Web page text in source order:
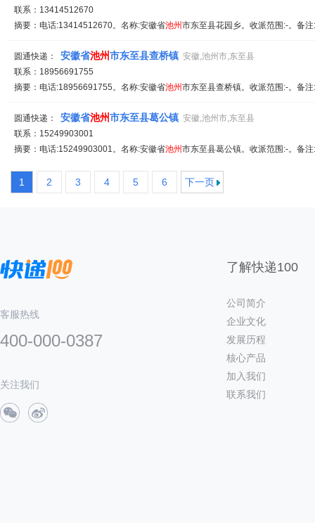
联系：13414512670
摘要：电话:13414512670。名称:安徽省池州市东至县花园乡。收派范围:-。备
圆通快递： 安徽省池州市东至县查桥镇 安徽,池州市,东至县
联系：18956691755
摘要：电话:18956691755。名称:安徽省池州市东至县查桥镇。收派范围:-。备
圆通快递： 安徽省池州市东至县葛公镇 安徽,池州市,东至县
联系：15249903001
摘要：电话:15249903001。名称:安徽省池州市东至县葛公镇。收派范围:-。备
1 2 3 4 5 6 下一页
客服热线
400-000-0387
关注我们
了解快递100
公司简介
企业文化
发展历程
核心产品
加入我们
联系我们